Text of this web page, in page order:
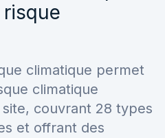
risque
climatique permet
climatique
couvrant 28 types
et offrant des